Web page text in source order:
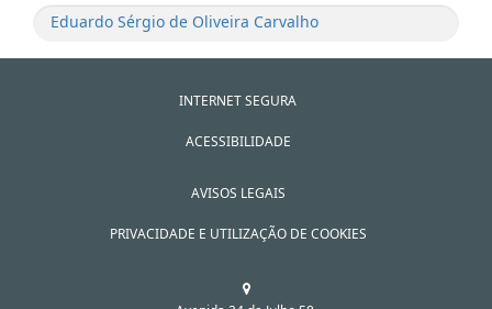
Eduardo Sérgio de Oliveira Carvalho
INTERNET SEGURA
ACESSIBILIDADE
AVISOS LEGAIS
PRIVACIDADE E UTILIZAÇÃO DE COOKIES